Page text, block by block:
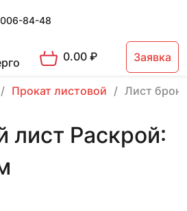
84-48
0.00₽ Заявка
Прокат листовой Лист
лист Раскрой: